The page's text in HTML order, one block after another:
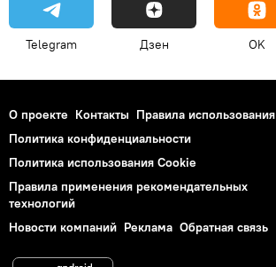
Telegram Дзен OK
О проекте Контакты Правила использования
Политика конфиденциальности
Политика использования Cookie
Правила применения рекомендательных
технологий
Новости компаний Реклама Обратная связь